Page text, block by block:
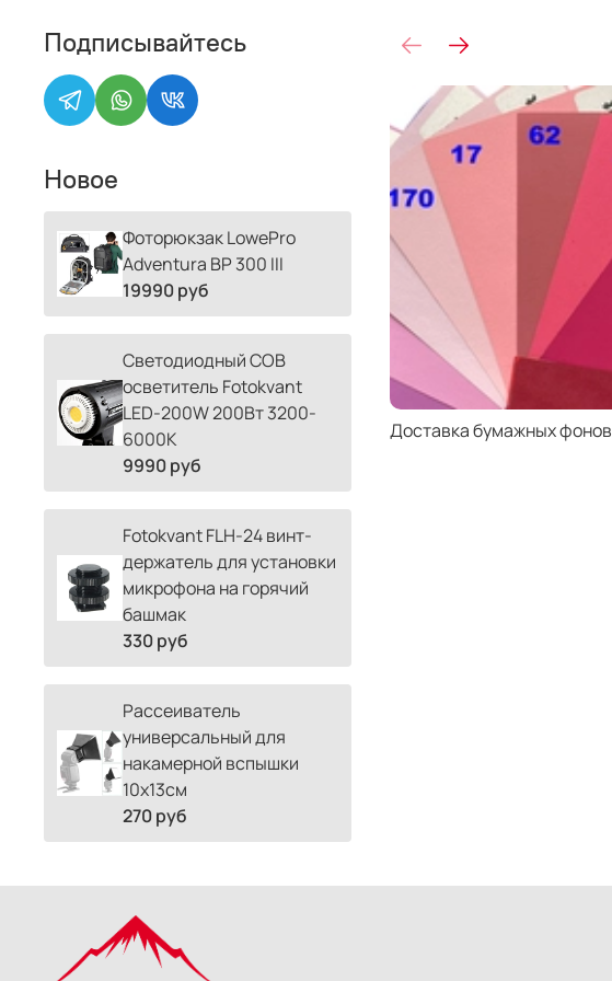
Доставка бумажных фонов
Подписывайтесь
Новое
Фоторюкзак LowePro
Adventura BP 300 III
19990 руб
Светодиодный COB
осветитель Fotokvant
LED-200W 200Вт 3200-
6000К
9990 руб
Fotokvant FLH-24 винт-
держатель для установки
микрофона на горячий
башмак
330 руб
Рассеиватель
универсальный для
накамерной вспышки
10х13см
270 руб